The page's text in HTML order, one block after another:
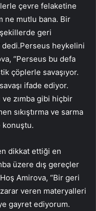
çevre felaketine
ne mutlu bana. Bir
geri
heykelini
“Perseus bu defa
çöplerle savaşıyor.
ifade ediyor.
ve zımba gibi hiçbir
sıkıştırma ve sarma
konuştu.
dikkat ettiği en
üzere dış gereçler
Amirova, “Bir geri
veren materyalleri
gayret ediyorum.